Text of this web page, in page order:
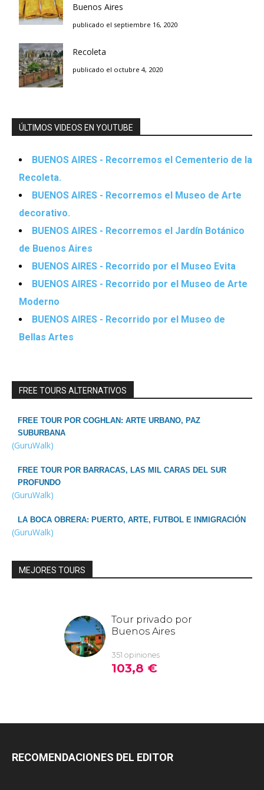
Buenos Aires
publicado el septiembre 16, 2020
Recoleta
publicado el octubre 4, 2020
ÚLTIMOS VIDEOS EN YOUTUBE
BUENOS AIRES - Recorremos el Cementerio de la
Recoleta.
BUENOS AIRES - Recorremos el Museo de Arte
decorativo.
BUENOS AIRES - Recorremos el Jardín Botánico
de Buenos Aires
BUENOS AIRES - Recorrido por el Museo Evita
BUENOS AIRES - Recorrido por el Museo de Arte
Moderno
BUENOS AIRES - Recorrido por el Museo de
Bellas Artes
FREE TOURS ALTERNATIVOS
FREE TOUR POR COGHLAN: ARTE URBANO, PAZ
SUBURBANA
(GuruWalk)
FREE TOUR POR BARRACAS, LAS MIL CARAS DEL SUR
PROFUNDO
(GuruWalk)
LA BOCA OBRERA: PUERTO, ARTE, FUTBOL E INMIGRACIÓN
(GuruWalk)
MEJORES TOURS
RECOMENDACIONES DEL EDITOR